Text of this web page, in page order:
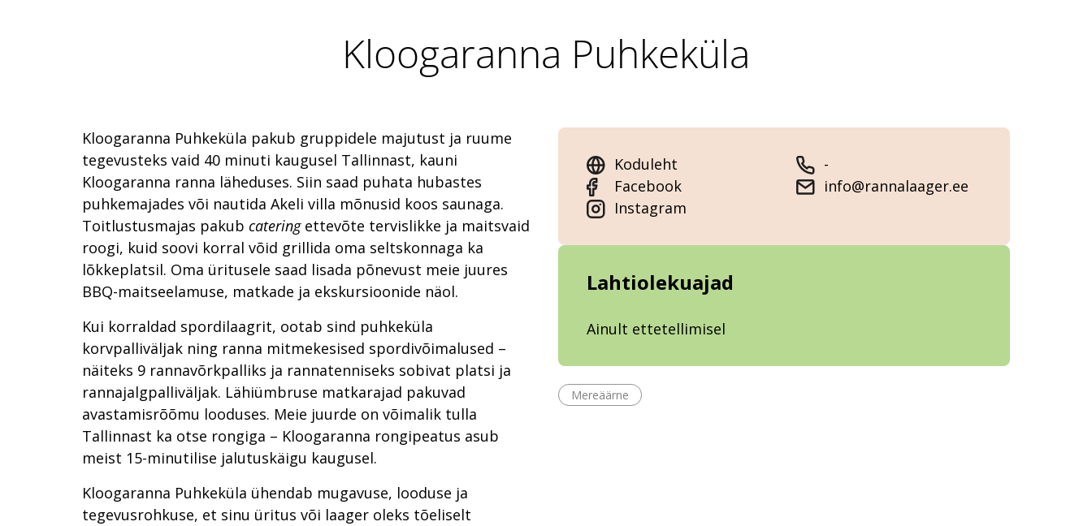
Kloogaranna Puhkeküla
Kloogaranna Puhkeküla pakub gruppidele majutust ja ruume
tegevusteks vaid 40 minuti kaugusel Tallinnast, kauni
Kloogaranna ranna läheduses. Siin saad puhata hubastes
puhkemajades või nautida Akeli villa mõnusid koos saunaga.
Toitlustusmajas pakub catering ettevõte tervislikke ja maitsvaid
roogi, kuid soovi korral võid grillida oma seltskonnaga ka
lõkkeplatsil. Oma üritusele saad lisada põnevust meie juures
BBQ-maitseelamuse, matkade ja ekskursioonide näol.
Kui korraldad spordilaagrit, ootab sind puhkeküla
korvpalliväljak ning ranna mitmekesised spordivõimalused –
näiteks 9 rannavõrkpalliks ja rannatenniseks sobivat platsi ja
rannajalgpalliväljak. Lähiümbruse matkarajad pakuvad
avastamisrõõmu looduses. Meie juurde on võimalik tulla
Tallinnast ka otse rongiga – Kloogaranna rongipeatus asub
meist 15-minutilise jalutuskäigu kaugusel.
Kloogaranna Puhkeküla ühendab mugavuse, looduse ja
tegevusrohkuse, et sinu üritus või laager oleks tõeliselt
Koduleht
Facebook
Instagram
-
info@rannalaager.ee
Lahtiolekuajad
Ainult ettetellimisel
Mereäärne